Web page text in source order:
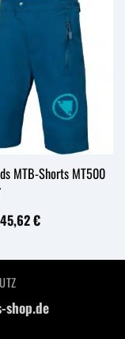
MTB-Shorts MT500
Ursprünglicher
Preis
€
45,62€Aktueller
Preis
45,62 €.
shop.de